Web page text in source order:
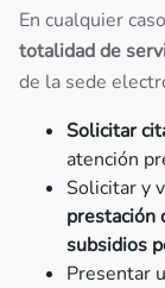
En cualquier
totalidad de
de la sede
Solicitar
atención
Solicitar y
prestación
subsidios
Presentar